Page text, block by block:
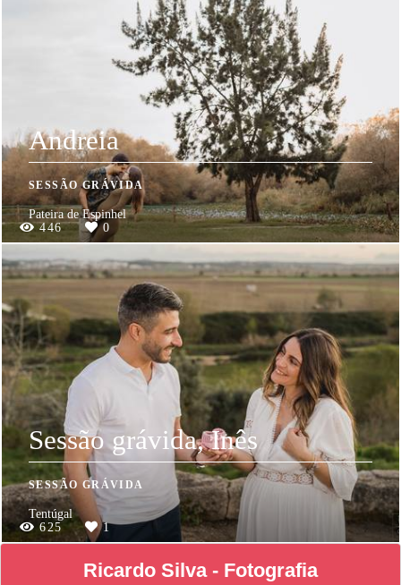
Andreia
SESSÃO GRÁVIDA
Pateira de Espinhel
446
0
Sessão grávida, Inês
SESSÃO GRÁVIDA
Tentúgal
625
1
Ricardo Silva - Fotografia